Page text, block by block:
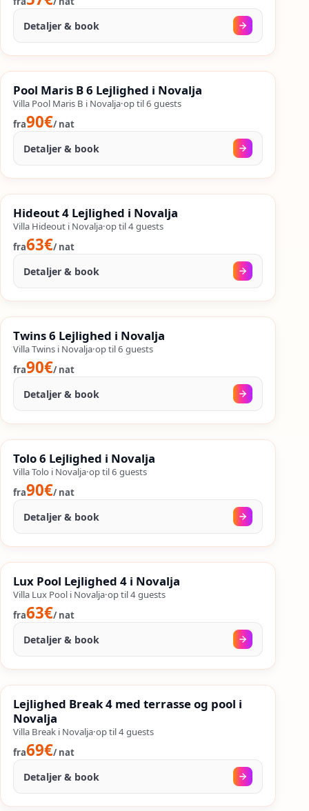
Detaljer & book
SALES
OP TIL− 45%
30. aug.–25. sep.
Pool Maris B 6 Lejlighed i Novalja
Villa Pool Maris B i Novalja·op til6 guests
fra90€/nat
Detaljer & book
SALES
OP TIL−51%
15. aug.–25. sep.
Hideout 4 Lejlighed i Novalja
Villa Hideout i Novalja·op til4guests
fra63€/nat
Detaljer & book
SALES
OP TIL−52 %
27. aug.–25. sep.
Twins 6 Lejlighed i Novalja
Villa Twins i Novalja·op til6 guests
fra90€/nat
Detaljer & book
SALES
OP TIL− 44 %
24. aug.–25. sep.
Tolo 6 Lejlighed i Novalja
Villa Tolo i Novalja·op til6 guests
fra90€/nat
Detaljer & book
SALES
OP TIL−42%
30. aug.–25. sep.
Lux Pool Lejlighed 4 i Novalja
Villa Lux Pool i Novalja·op til4guests
fra63€/nat
Detaljer & book
SALES
OP TIL −46%
08. sep.–25. sep.
Lejlighed Break 4 med terrasse og pool i
Novalja
Villa Break i Novalja·op til4guests
fra69€/nat
Detaljer & book
18. aug.–25. sep.